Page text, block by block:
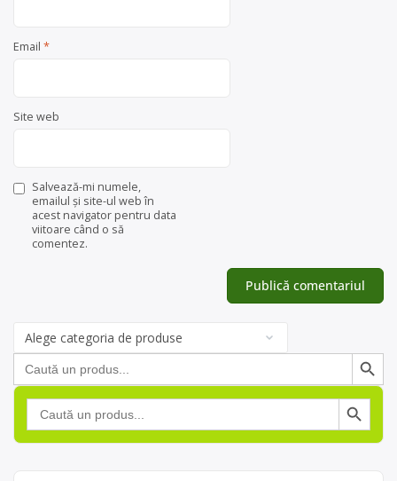
Email *
Site web
Salvează-mi numele,
emailul și site-ul web în
acest navigator pentru data
viitoare când o să
comentez.
Categorii
de
produse
Search
for:
Search Button
Search
for:
Search Button